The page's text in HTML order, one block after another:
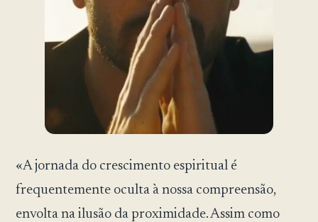
«A jornada do crescimento espiritual é
frequentemente oculta à nossa compreensão,
envolta na ilusão da proximidade. Assim como